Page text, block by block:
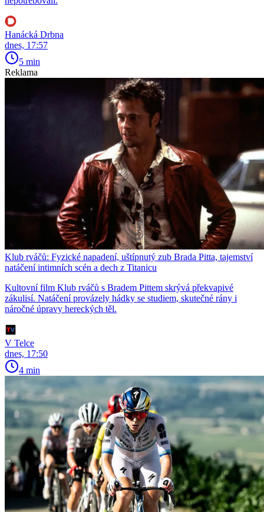
Hanácká Drbna
dnes, 17:57
5 min
Reklama
Klub rváčů: Fyzické napadení, uštípnutý zub Brada Pitta, tajemství
natáčení intimních scén a dech z Titanicu
Kultovní film Klub rváčů s Bradem Pittem skrývá překvapivé
zákulisí. Natáčení provázely hádky se studiem, skutečné rány i
náročné úpravy hereckých těl.
V Telce
dnes, 17:50
4 min